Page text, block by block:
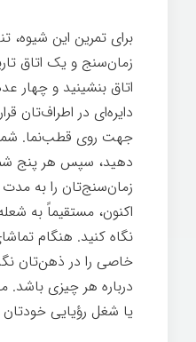
برای تمرین این شیوه،
زمان‌سنج و یک اتاق
اتاق بنشینید و چهار
دایره‌ای در اطراف‌تان
جهت روی قطب‌نما. شمع
دهید، سپس هر پنج
زمان‌سنج‌تان را به
اکنون، مستقیماً به
نگاه کنید. هنگام
خاصی را در ذهن‌تان
درباره هر چیزی باشد.
یا شغل رؤیایی خودتان